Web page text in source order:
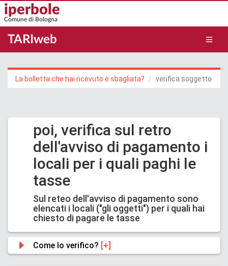
Salta
al
contenuto
principale
iperbole
Comune di Bologna
TARIweb
La bolletta che hai ricevuto è sbagliata? verifica soggetto
poi, verifica sul retro
dell'avviso di pagamento i
locali per i quali paghi le
tasse
Sul reteo dell'avviso di pagamento sono
elencati i locali ("gli oggetti") per i quali hai
chiesto di pagare le tasse
Come lo verifico? [+]